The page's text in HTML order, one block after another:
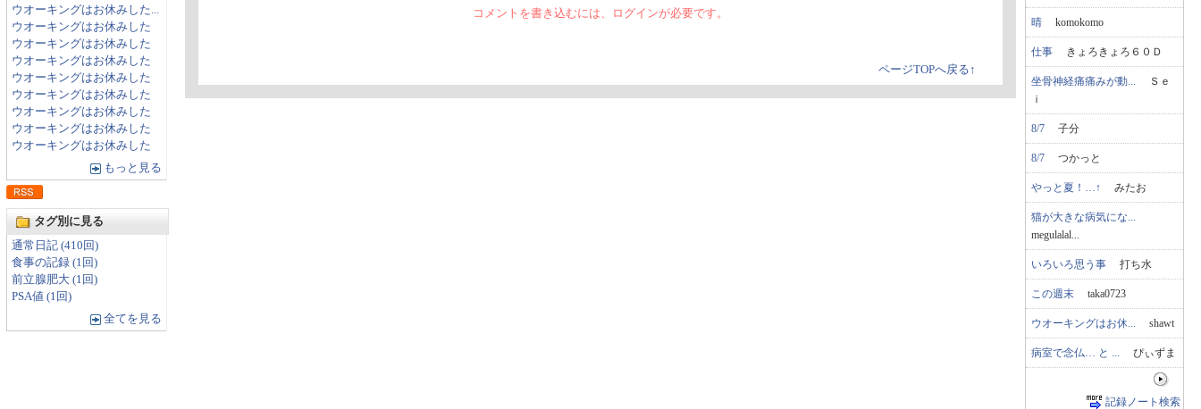
ウオーキングはお休みした...
ウオーキングはお休みした
ウオーキングはお休みした
ウオーキングはお休みした
ウオーキングはお休みした
ウオーキングはお休みした
ウオーキングはお休みした
ウオーキングはお休みした
ウオーキングはお休みした
もっと見る
タグ別に見る
通常日記 (410回)
食事の記録 (1回)
前立腺肥大 (1回)
PSA値 (1回)
全てを見る
コメントを書き込むには、ログインが必要です。
ページTOPへ戻る↑
晴 komokomo
仕事 きょろきょろ６０Ｄ
坐骨神経痛痛みが動... Ｓｅ
ｉ
8/7 子分
8/7 つかっと
やっと夏！…↑ みたお
猫が大きな病気にな...
megulalal...
いろいろ思う事 打ち水
この週末 taka0723
ウオーキングはお休... shawt
病室で念仏… と ... ぴぃずま
記録ノート検索